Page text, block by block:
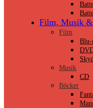
Film, Musik
Film
Blu-
Musik
CD
Böcker